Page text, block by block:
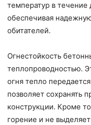
температур в течение
обеспечивая
обитателей.
Огнестойкость
теплопроводностью.
огня тепло
позволяет сохранять
конструкции. Кроме
горение и не